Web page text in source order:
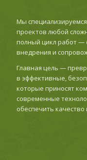
Мы
проектов любой
полный цикл работ —
внедрения и
Главная цель —
в эффективные,
которые приносят
современные
обеспечить качество